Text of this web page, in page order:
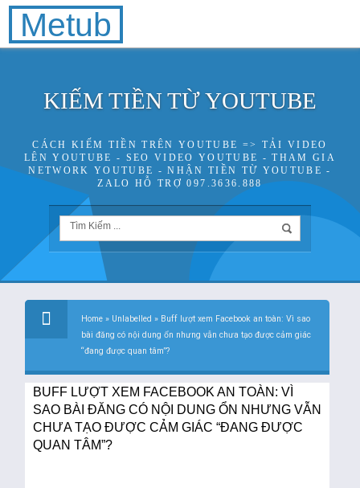
Metub
KIẾM TIỀN TỪ YOUTUBE
CÁCH KIẾM TIỀN TRÊN YOUTUBE => TẢI VIDEO
LÊN YOUTUBE - SEO VIDEO YOUTUBE - THAM GIA
NETWORK YOUTUBE - NHẬN TIỀN TỪ YOUTUBE -
ZALO HỖ TRỢ 097.3636.888
Home » Unlabelled » Buff lượt xem Facebook an toàn: Vì sao
bài đăng có nội dung ổn nhưng vẫn chưa tạo được cảm giác
“đang được quan tâm”?
BUFF LƯỢT XEM FACEBOOK AN TOÀN: VÌ
SAO BÀI ĐĂNG CÓ NỘI DUNG ỔN NHƯNG VẪN
CHƯA TẠO ĐƯỢC CẢM GIÁC “ĐANG ĐƯỢC
QUAN TÂM”?